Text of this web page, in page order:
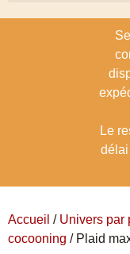
Le
délai
Accueil / Univers par
cocooning / Plaid